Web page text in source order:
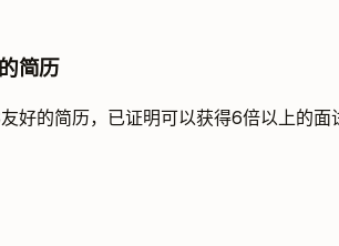
简历
好的简历，已证明可以获得6倍以上的面